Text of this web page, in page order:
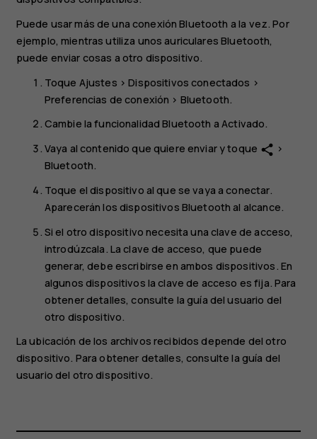
Puede usar más de una conexión Bluetooth a la vez. Por
ejemplo, mientras utiliza unos auriculares Bluetooth,
puede enviar cosas a otro dispositivo.
Toque Ajustes >Dispositivos conectados >
Preferencias de conexión > Bluetooth.
Cambie la funcionalidadBluetooth aActivado.
Vaya al contenido que quiere enviar y toque share >
Bluetooth.
Toque el dispositivo al que se vaya a conectar.
Aparecerán los dispositivos Bluetooth al alcance.
Si el otro dispositivo necesita una clave de acceso,
introdúzcala. La clave de acceso, que puede
generar, debe escribirse en ambos dispositivos. En
algunos dispositivos la clave de acceso es fija. Para
obtener detalles, consulte la guía del usuario del
otro dispositivo.
La ubicación de los archivos recibidos depende del otro
dispositivo. Para obtener detalles, consulte la guía del
usuario del otro dispositivo.